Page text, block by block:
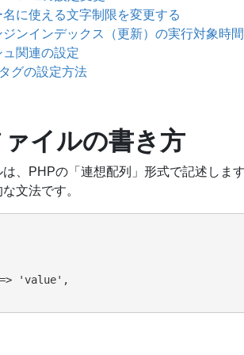
に使える文字制限を変更する
ンインデックス（更新）の実行対象時
ュ関連の設定
グの設定方法
イルの書き方
、PHPの「連想配列」形式で記述します
文法です。
'value',